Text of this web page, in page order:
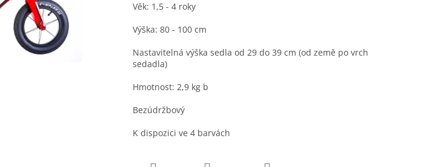
Věk: 1,5 - 4 roky
Výška: 80 - 100 cm
Nastavitelná výška sedla od 29 do 39 cm (od země po vrch
sedadla)
Hmotnost: 2,9 kg b
Bezúdržbový
K dispozici ve 4 barvách